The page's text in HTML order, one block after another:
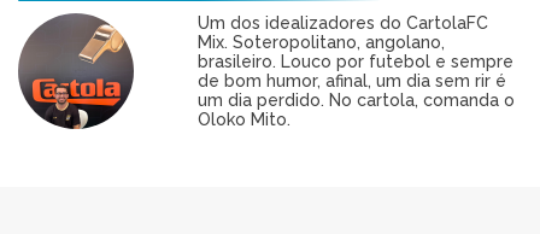
Um dos idealizadores do CartolaFC
Mix. Soteropolitano, angolano,
brasileiro. Louco por futebol e sempre
de bom humor, afinal, um dia sem rir é
um dia perdido. No cartola, comanda o
Oloko Mito.